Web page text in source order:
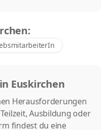
Euskirchen
Herausforderungen
Ausbildung oder
findest du eine